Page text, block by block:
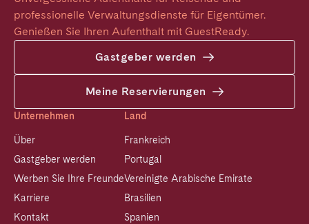
professionelle Verwaltungsdienste für Eigentümer.
Genießen Sie Ihren Aufenthalt mit GuestReady.
Gastgeber werden
Meine Reservierungen
Unternehmen
Über
Gastgeber werden
Werben Sie Ihre Freunde
Karriere
Kontakt
Land
Frankreich
Portugal
Vereinigte Arabische Emirate
Brasilien
Spanien